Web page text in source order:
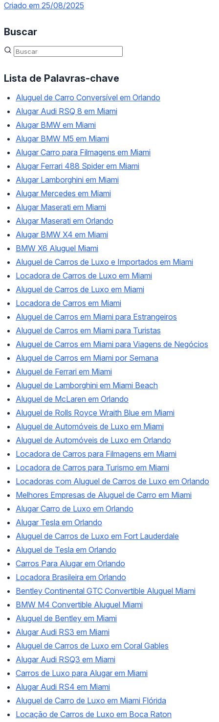
Criado em 25/08/2025
Buscar
Lista de Palavras-chave
Aluguel de Carro Conversível em Orlando
Alugar Audi RSQ 8 em Miami
Alugar BMW em Miami
Alugar BMW M5 em Miami
Alugar Carro para Filmagens em Miami
Alugar Ferrari 488 Spider em Miami
Alugar Lamborghini em Miami
Alugar Mercedes em Miami
Alugar Maserati em Miami
Alugar Maserati em Orlando
Alugar BMW X4 em Miami
BMW X6 Aluguel Miami
Aluguel de Carros de Luxo e Importados em Miami
Locadora de Carros de Luxo em Miami
Aluguel de Carros de Luxo em Miami
Locadora de Carros em Miami
Aluguel de Carros em Miami para Estrangeiros
Aluguel de Carros em Miami para Turistas
Aluguel de Carros em Miami para Viagens de Negócios
Aluguel de Carros em Miami por Semana
Aluguel de Ferrari em Miami
Aluguel de Lamborghini em Miami Beach
Aluguel de McLaren em Orlando
Aluguel de Rolls Royce Wraith Blue em Miami
Aluguel de Automóveis de Luxo em Miami
Aluguel de Automóveis de Luxo em Orlando
Locadora de Carros para Filmagens em Miami
Locadora de Carros para Turismo em Miami
Locadoras com Aluguel de Carros de Luxo em Orlando
Melhores Empresas de Aluguel de Carro em Miami
Alugar Carro de Luxo em Orlando
Alugar Tesla em Orlando
Aluguel de Carros de Luxo em Fort Lauderdale
Aluguel de Tesla em Orlando
Carros Para Alugar em Orlando
Locadora Brasileira em Orlando
Bentley Continental GTC Convertible Aluguel Miami
BMW M4 Convertible Aluguel Miami
Aluguel de Bentley em Miami
Alugar Audi RS3 em Miami
Aluguel de Carros de Luxo em Coral Gables
Alugar Audi RSQ3 em Miami
Carros de Luxo para Alugar em Miami
Alugar Audi RS4 em Miami
Aluguel de Carro de Luxo em Miami Flórida
Locação de Carros de Luxo em Boca Raton